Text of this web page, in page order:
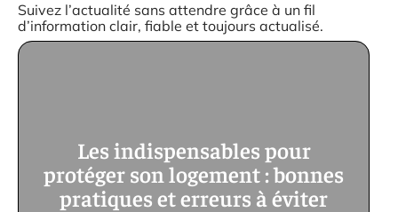
Suivez l’actualité sans attendre grâce à un fil
d’information clair, fiable et toujours actualisé.
Les indispensables pour
protéger son logement : bonnes
pratiques et erreurs à éviter